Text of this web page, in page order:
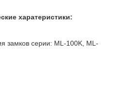
харатеристики:
замков серии: ML-100K, ML-